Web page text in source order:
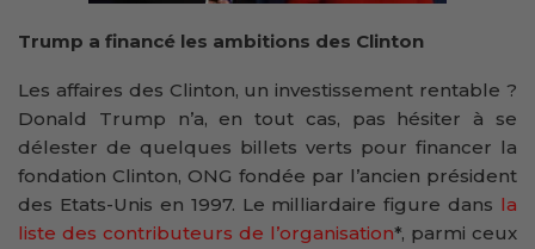
Trump a financé les ambitions des Clinton
Les affaires des Clinton, un investissement rentable ?
Donald Trump n’a, en tout cas, pas hésiter à se
délester de quelques billets verts pour financer la
fondation Clinton, ONG fondée par l’ancien président
des Etats-Unis en 1997. Le milliardaire figure dans la
liste des contributeurs de l’organisation*, parmi ceux